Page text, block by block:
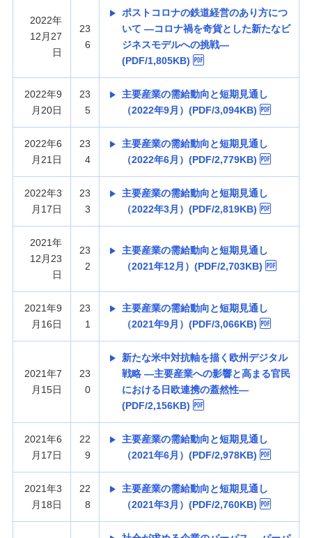
2022年
12月27
日
23
6
ポストコロナの鉄道経営のあり方につ
いて —コロナ禍を奇貨とした新たなビ
ジネスモデルへの挑戦—
(PDF/1,805KB)
2022年9
月20日
23
5
主要産業の需給動向と短期見通し
（2022年9月）(PDF/3,094KB)
2022年6
月21日
23
4
主要産業の需給動向と短期見通し
（2022年6月）(PDF/2,779KB)
2022年3
月17日
23
3
主要産業の需給動向と短期見通し
（2022年3月）(PDF/2,819KB)
2021年
12月23
日
23
2
主要産業の需給動向と短期見通し
（2021年12月）(PDF/2,703KB)
2021年9
月16日
23
1
主要産業の需給動向と短期見通し
（2021年9月）(PDF/3,066KB)
2021年7
月15日
23
0
新たな米中対抗軸を描く欧州デジタル
戦略 —主要産業への影響と高まる官民
における日欧連携の蓋然性—
(PDF/2,156KB)
2021年6
月17日
22
9
主要産業の需給動向と短期見通し
（2021年6月）(PDF/2,978KB)
2021年3
月18日
22
8
主要産業の需給動向と短期見通し
（2021年3月）(PDF/2,760KB)